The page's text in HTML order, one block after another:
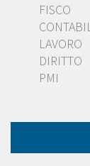
FISCO
LAVORO
DIRITTO
PMI